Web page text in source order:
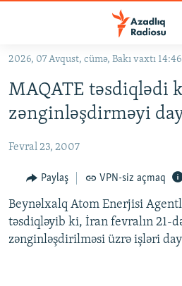
Əsas
qayıt
Əsas
naviqasiyaya
qayıt
#İZAHLA
KORRUPSIOMETR
#ƏSLINDƏ
FƏRQƏ BAX
QANUNI DOĞRU
ARAŞDIRMA
2026, 07 Avqust, cümə, Bakı vaxtı 14:46
MAQATE təsdiqlədi
zənginləşdirməyi
Fevral 23, 2007
Paylaş VPN-siz açmaq
Beynəlxalq Atom Enerjisi
təsdiqləyib ki, İran fevralın 21-
zənginləşdirilməsi üzrə işləri